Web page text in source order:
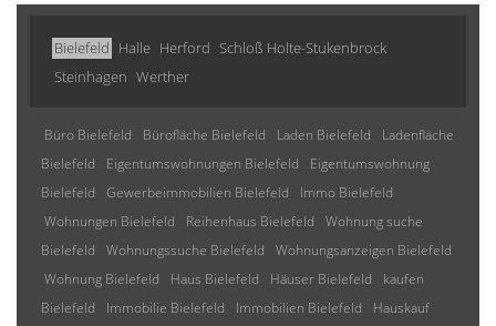
Bielefeld Halle Herford Schloß Holte-Stukenbrock
Steinhagen Werther
Büro Bielefeld Bürofläche Bielefeld Laden Bielefeld
Ladenfläche
Bielefeld
Eigentumswohnungen Bielefeld
Eigentumswohnung
Bielefeld
Gewerbeimmobilien Bielefeld
Immo Bielefeld
Wohnungen Bielefeld
Reihenhaus Bielefeld
Wohnung suche
Bielefeld
Wohnungssuche Bielefeld
Wohnungsanzeigen Bielefeld
Wohnung Bielefeld
Haus Bielefeld Häuser Bielefeld
kaufen
Bielefeld
Immobilie Bielefeld Immobilien Bielefeld
Hauskauf